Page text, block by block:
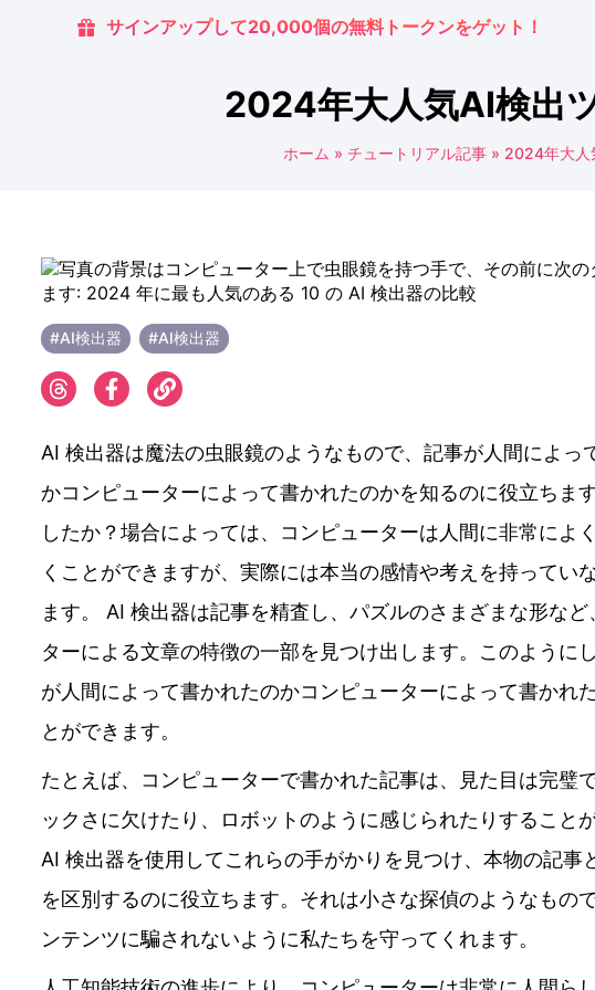
サインアップして20,000個の無料トークンをゲット！
2024年大人気AI検出
ホーム » チュートリアル記事 » 2024年大人
#AI検出器 #AI検出器
AI 検出器は魔法の虫眼鏡のようなもので、記事が人間によっ
かコンピューターによって書かれたのかを知るのに役立ちま
したか？場合によっては、コンピューターは人間に非常によ
くことができますが、実際には本当の感情や考えを持ってい
ます。 AI 検出器は記事を精査し、パズルのさまざまな形など
ターによる文章の特徴の一部を見つけ出します。このように
が人間によって書かれたのかコンピューターによって書かれ
とができます。
たとえば、コンピューターで書かれた記事は、見た目は完璧
ックさに欠けたり、ロボットのように感じられたりすることが
AI 検出器を使用してこれらの手がかりを見つけ、本物の記事
を区別するのに役立ちます。それは小さな探偵のようなもの
ンテンツに騙されないように私たちを守ってくれます。